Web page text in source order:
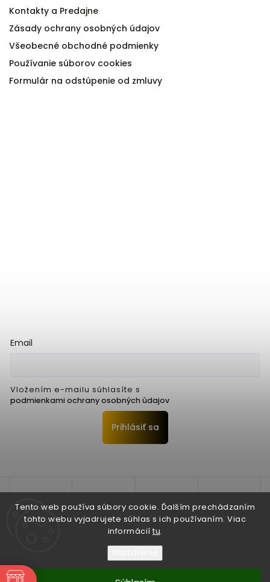
Tento web používa súbory cookie. Ďalším prechádzaním
tohto webu vyjadrujete súhlas s ich používaním. Viac
informácií tu.
Kontakty a Predajne
Zásady ochrany osobných údajov
Všeobecné obchodné podmienky
Používanie súborov cookies
Formulár na odstúpenie od zmluvy
Email
Vložením e-mailu súhlasíte s
podmienkami ochrany osobných údajov
Prihlásiť sa
Copyright 2026 Seko Trenčín s.r.o.. Všetky práva vyhradené.